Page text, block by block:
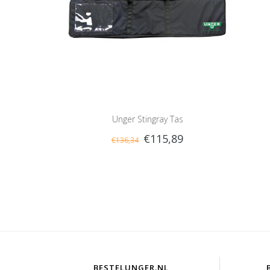
Unger Stingray Tas
€136,34 €115,89
BESTELUNGER.NL